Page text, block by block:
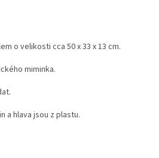
o velikosti cca 50 x 33 x 13 cm.
miminka.
a hlava jsou z plastu.